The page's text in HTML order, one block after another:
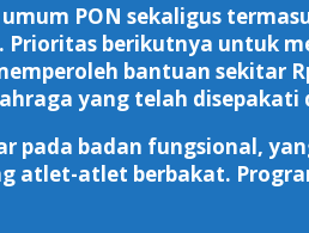
PON sekaligus
berikutnya untuk
bantuan sekitar
yang telah
pada badan fungsional,
atlet-atlet berbakat.